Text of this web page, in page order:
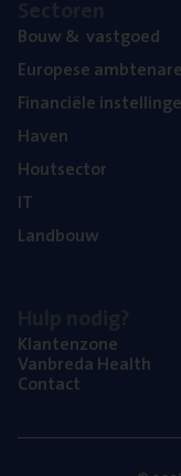
Bouw& vastgoed
Euro­pe­se
Finan­ci­ë­le
Haven
Hout­sec­tor
IT
Land­bouw
Klan­ten­zo­ne
Van­b­re­da Health
Con­tact